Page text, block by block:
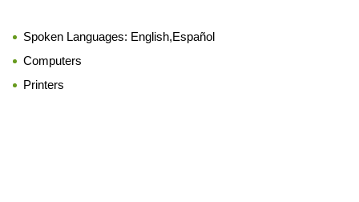
Spoken Languages: English,Español
Computers
Printers